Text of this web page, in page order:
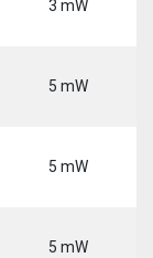
3 mW
5 mW
5 mW
5 mW